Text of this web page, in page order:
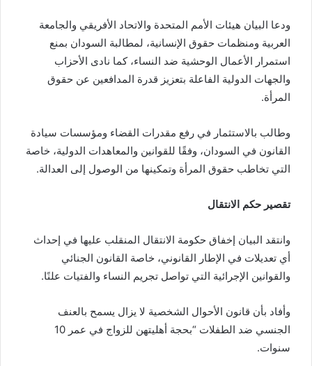
ودعا البيان هيئات الأمم المتحدة والاتحاد الأفريقي والجامعة
العربية ومنظمات حقوق الإنسانية، لمطالبة السودان بمنع
استمرار الأعمال الوحشية ضد النساء، كما نادى الأحزاب
والجهات الدولية الفاعلة بتعزيز قدرة المدافعين عن حقوق
المرأة.
وطالب بالاستثمار في رفع مقدرات القضاء ومؤسسات سيادة
القانون في السودان، وفقًا للقوانين والمعاهدات الدولية، خاصة
التي تخاطب حقوق المرأة وتمكينها من الوصول إلى العدالة.
تقصير حكم الانتقال
وانتقد البيان إخفاق حكومة الانتقال المنقلب عليها في إحداث
أي تعديلات في الإطار القانوني، خاصة القانون الجنائي
والقوانين الإجرائية التي تواصل تجريم النساء والفتيات علنًا.
وأفاد بأن قانون الأحوال الشخصية لا يزال يسمح بالعنف
الجنسي ضد الطفلات “بحجة أهليتهن للزواج في عمر 10
سنوات.